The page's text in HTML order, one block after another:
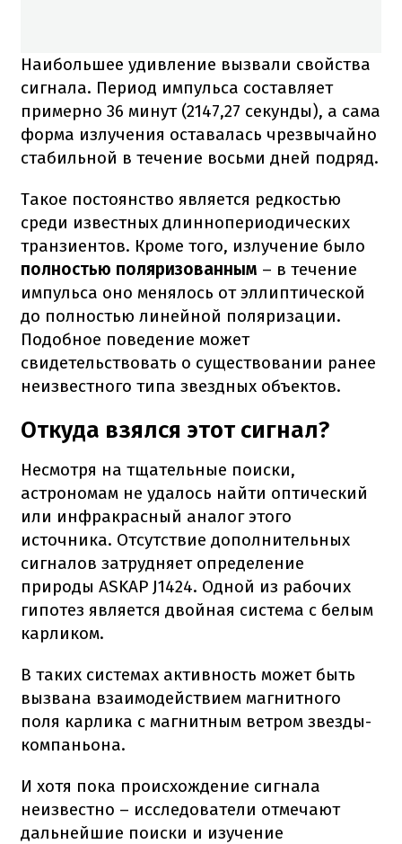
Наибольшее удивление вызвали свойства
сигнала. Период импульса составляет
примерно 36 минут (2147,27 секунды), а сама
форма излучения оставалась чрезвычайно
стабильной в течение восьми дней подряд.
Такое постоянство является редкостью
среди известных длиннопериодических
транзиентов. Кроме того, излучение было
полностью поляризованным – в течение
импульса оно менялось от эллиптической
до полностью линейной поляризации.
Подобное поведение может
свидетельствовать о существовании ранее
неизвестного типа звездных объектов.
Откуда взялся этот сигнал?
Несмотря на тщательные поиски,
астрономам не удалось найти оптический
или инфракрасный аналог этого
источника. Отсутствие дополнительных
сигналов затрудняет определение
природы ASKAP J1424. Одной из рабочих
гипотез является двойная система с белым
карликом.
В таких системах активность может быть
вызвана взаимодействием магнитного
поля карлика с магнитным ветром звезды-
компаньона.
И хотя пока происхождение сигнала
неизвестно – исследователи отмечают
дальнейшие поиски и изучение